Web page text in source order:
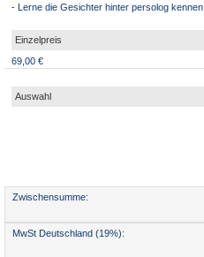
- Lerne die Gesichter hinter persolog kennen
69,00 €
Zwischensumme:
MwSt Deutschland (19%):